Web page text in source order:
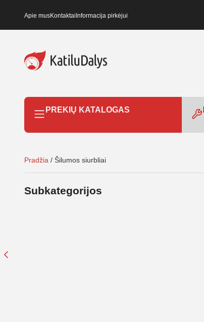
Apie musKontaktaiInformacija pirkėjui
PREKIŲ KATALOGAS
Pradžia / Šilumos siurbliai
Subkategorijos